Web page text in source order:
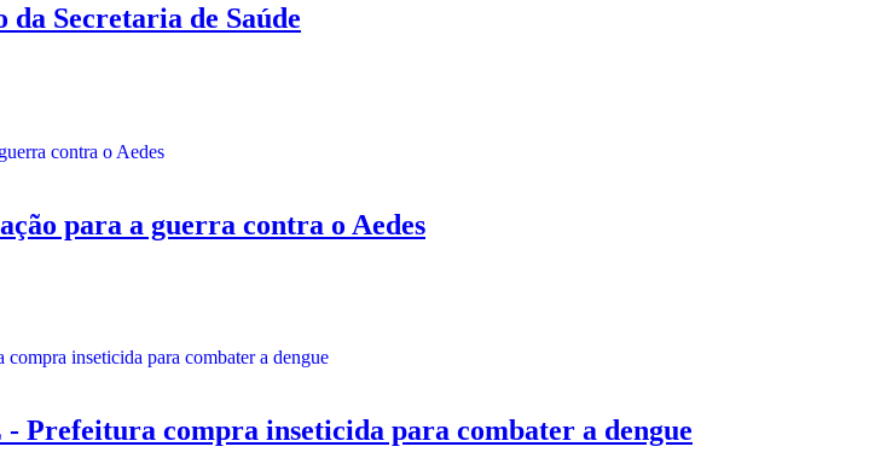
Secretaria de Saúde
para a guerra contra o Aedes
compra inseticida para combater a dengue